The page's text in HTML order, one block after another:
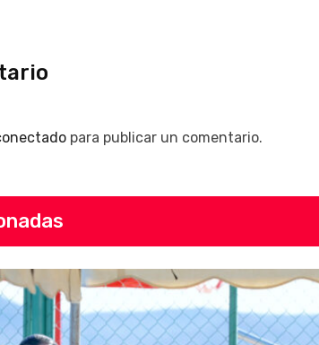
para publicar un comentario.